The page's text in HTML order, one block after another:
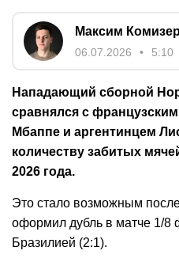
Максим
06.07.2026 5:10
Нападающий сборной
сравнялся с
Мбаппе и аргентинцем
количеству забитых
2026 года.
Это стало возможным
оформил дубль в матче 1/8
Бразилией (2:1).